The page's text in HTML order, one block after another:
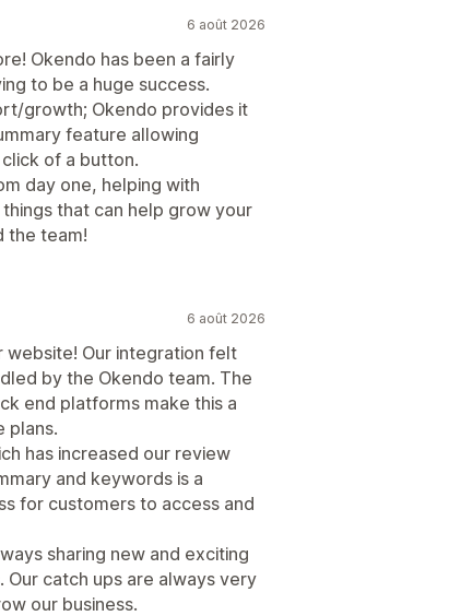
6 août 2026
Okendo has been a fairly
to be a huge success.
growth; Okendo provides it
feature allowing
of a button.
day one, helping with
that can help grow your
the team!
6 août 2026
website! Our integration felt
by the Okendo team. The
end platforms make this a
plans.
has increased our review
and keywords is a
for customers to access and
sharing new and exciting
catch ups are always very
our business.